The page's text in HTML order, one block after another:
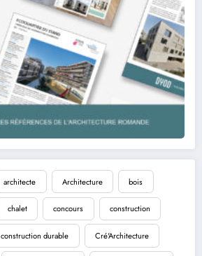
architecte Architecture bois
chalet concours construction
construction durable Cré'Architecture